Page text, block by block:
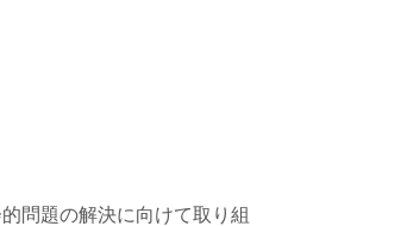
問題の解決に向けて取り組